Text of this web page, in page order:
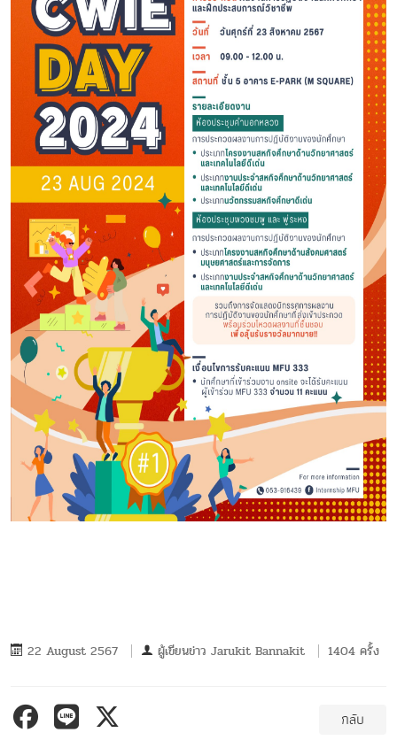
22 August 2567 ผู้เขียนข่าว Jarukit Bannakit 1404 ครั้ง
กลับ